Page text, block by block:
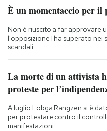
È un momentaccio per il
Non è riuscito a far approvare
l'opposizione l'ha superato nei
scandali
La morte di un attivista
proteste per
A luglio Lobga Rangzen si è
per protestare contro il
manifestazioni